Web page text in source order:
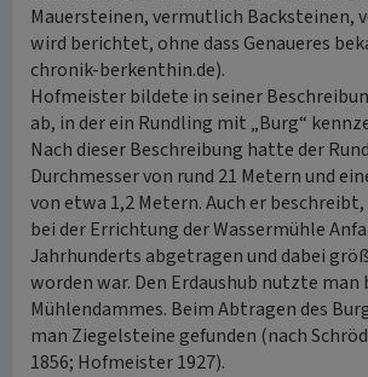
Mauersteinen, vermutlich Backsteinen,
wird berichtet, ohne dass Genaueres
chronik-berkenthin.de).
Hofmeister bildete in seiner
ab, in der ein Rundling mit „Burg“
Nach dieser Beschreibung hatte der
Durchmesser von rund 21 Metern und
von etwa 1,2 Metern. Auch er beschreibt,
bei der Errichtung der Wassermühle
Jahrhunderts abgetragen und dabei
worden war. Den Erdaushub nutzte man
Mühlendammes. Beim Abtragen des
man Ziegelsteine gefunden (nach
1856; Hofmeister 1927).